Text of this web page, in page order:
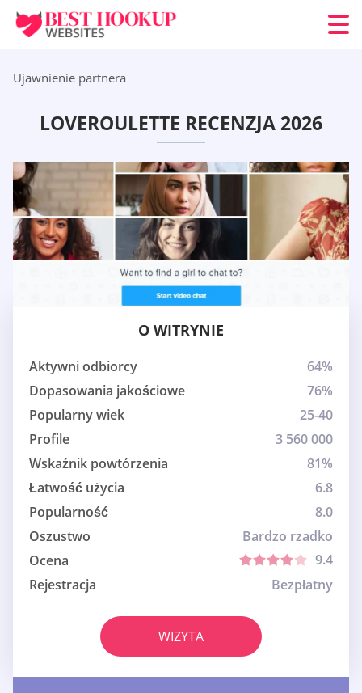
Ujawnienie partnera
LOVEROULETTE RECENZJA 2026
O WITRYNIE
Aktywni odbiorcy
64%
Dopasowania jakościowe
76%
Popularny wiek
25-40
Profile
3 560 000
Wskaźnik powtórzenia
81%
Łatwość użycia
6.8
Popularność
8.0
Oszustwo
Bardzo rzadko
Ocena
9.4
Rejestracja
Bezpłatny
WIZYTA